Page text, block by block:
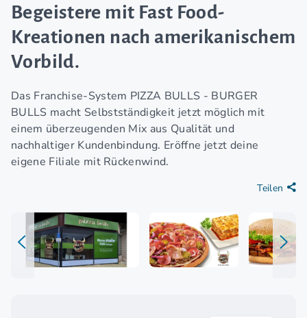
Begeistere mit Fast Food-
Kreationen nach amerikanischem
Vorbild.
Das Franchise-System PIZZA BULLS - BURGER
BULLS macht Selbstständigkeit jetzt möglich mit
einem überzeugenden Mix aus Qualität und
nachhaltiger Kundenbindung. Eröffne jetzt deine
eigene Filiale mit Rückenwind.
Teilen